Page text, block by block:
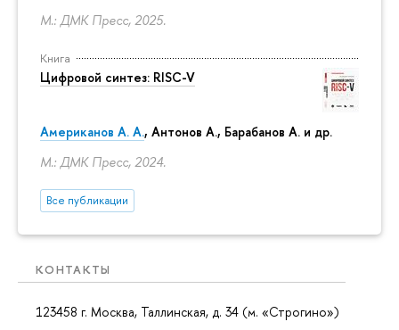
М.: ДМК Пресс, 2025.
Книга
Цифровой синтез: RISC-V
Американов А. А., Антонов А., Барабанов А. и др.
М.: ДМК Пресс, 2024.
Все публикации
КОНТАКТЫ
123458 г. Москва, Таллинская, д. 34 (м. «Строгино»)